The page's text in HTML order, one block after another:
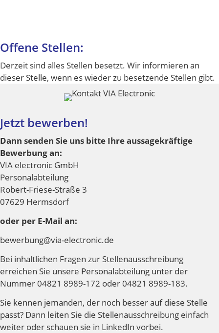
Offene Stellen:
Derzeit sind alles Stellen besetzt. Wir informieren an
dieser Stelle, wenn es wieder zu besetzende Stellen gibt.
Jetzt bewerben!
Dann senden Sie uns bitte Ihre aussagekräftige
Bewerbung an:
VIA electronic GmbH
Personalabteilung
Robert-Friese-Straße 3
07629 Hermsdorf
oder per E-Mail an:
bewerbung@via-electronic.de
Bei inhaltlichen Fragen zur Stellenausschreibung
erreichen Sie unsere Personalabteilung unter der
Nummer 04821 8989-172 oder 04821 8989-183.
Sie kennen jemanden, der noch besser auf diese Stelle
passt? Dann leiten Sie die Stellenausschreibung einfach
weiter oder schauen sie in LinkedIn vorbei.